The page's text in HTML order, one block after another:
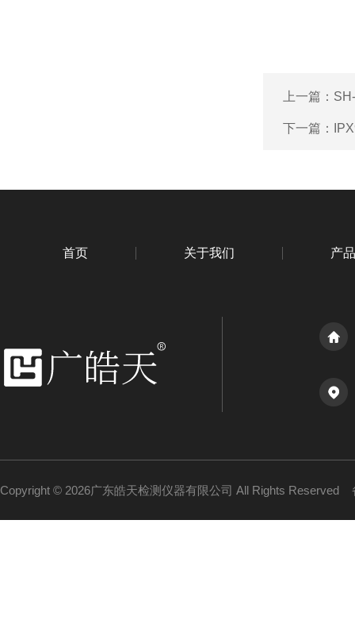
上一篇：
下一篇：
首页 关于我们 产
Copyright © 2026广东皓天检测仪器有限公司 All Rights Reserved